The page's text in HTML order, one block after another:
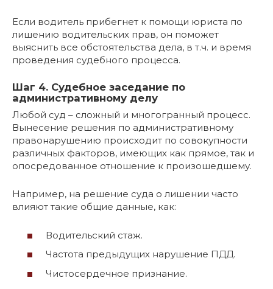
Если водитель прибегнет к помощи юриста по
лишению водительских прав, он поможет
выяснить все обстоятельства дела, в т.ч. и время
проведения судебного процесса.
Шаг 4. Судебное заседание по
административному делу
Любой суд – сложный и многогранный процесс.
Вынесение решения по административному
правонарушению происходит по совокупности
различных факторов, имеющих как прямое, так и
опосредованное отношение к произошедшему.
Например, на решение суда о лишении часто
влияют такие общие данные, как:
Водительский стаж.
Частота предыдущих нарушение ПДД.
Чистосердечное признание.